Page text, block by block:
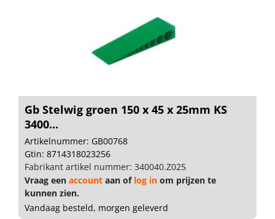
Gb Stelwig groen 150 x 45 x 25mm KS
3400...
Artikelnummer: GB00768
Gtin: 8714318023256
Fabrikant artikel nummer: 340040.Z025
Vraag een account aan of log in om prijzen te
kunnen zien.
Vandaag besteld, morgen geleverd